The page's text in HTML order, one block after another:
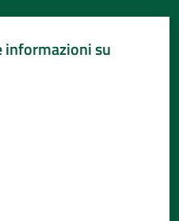
informazioni su